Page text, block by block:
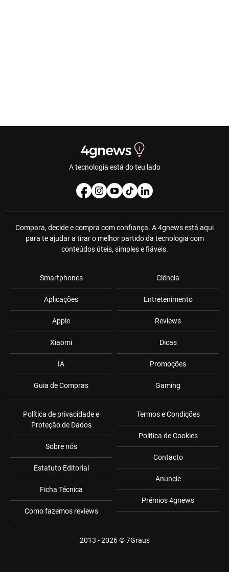
A tecnologia está do teu lado
Compara, decide e compra com confiança. A 4gnews está aqui
para te ajudar a tirar o melhor partido da tecnologia com
conteúdos úteis, simples e fiáveis.
Smartphones
Aplicações
Apple
Xiaomi
IA
Guia de Compras
Ciência
Entretenimento
Reviews
Dicas
Promoções
Gaming
Política de privacidade e
Proteção de Dados
Sobre nós
Estatuto Editorial
Ficha Técnica
Como fazemos reviews
Termos e Condições
Política de Cookies
Contacto
Anuncie
Prémios 4gnews
2013 - 2026 ©7Graus